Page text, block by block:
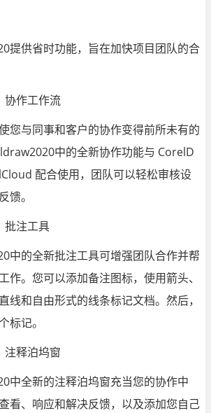
供省时功能，旨在加快项目团队的合
作工作流
与同事和客户的协作变得前所未有的
中的全新协作功能与 CorelD
配合使用，团队可以轻松审核设
馈。
注工具
的全新批注工具可增强团队合作并帮
作。您可以添加备注图标，使用箭头、
线和自由形式的线条标记文档。然后，
标记。
释泊坞窗
全新的注释泊坞窗充当您的协作中
看、响应和解决反馈，以及添加您自己